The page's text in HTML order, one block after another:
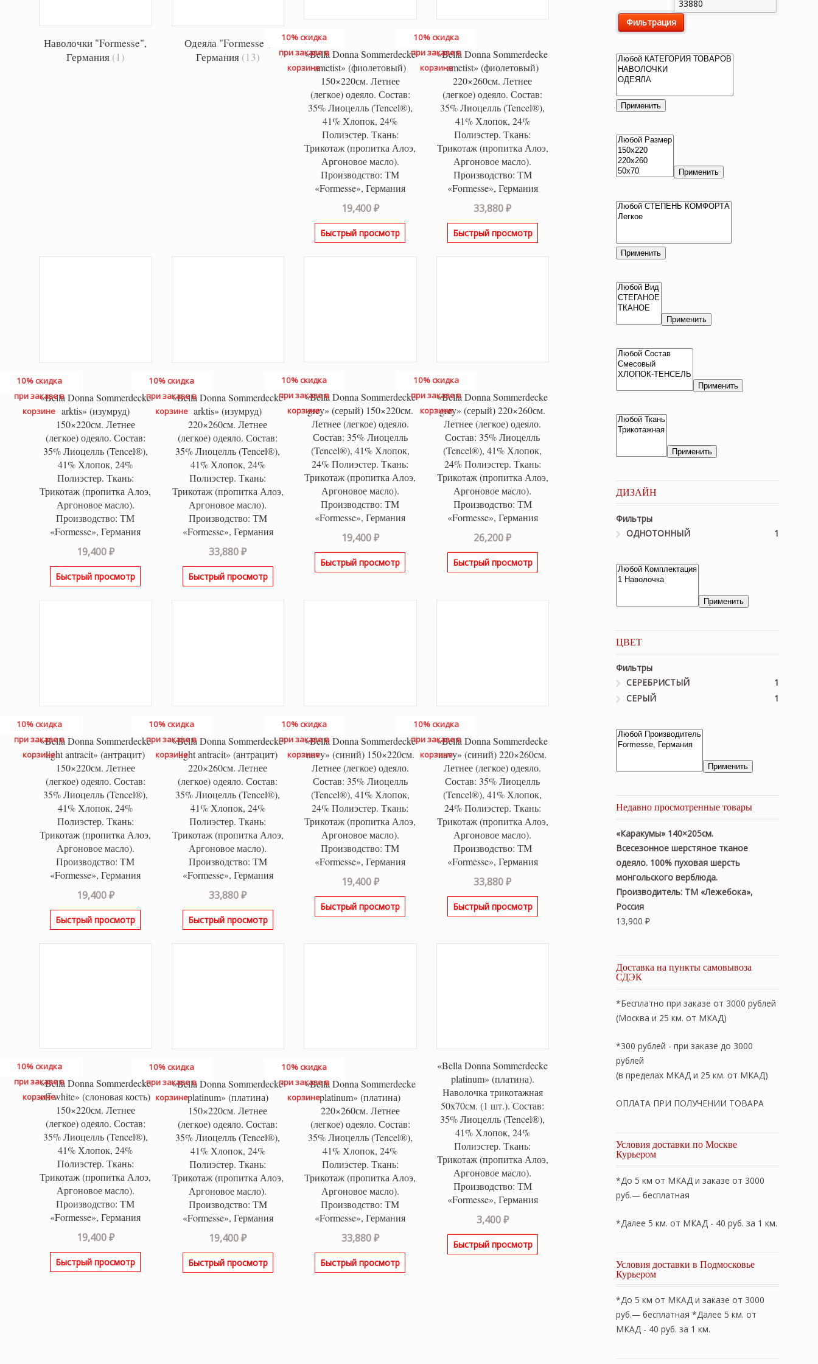
Наволочки "Formesse",
Германия (1)
Одеяла "Formesse",
Германия (13)
10% скидка
при заказе в
корзине
«Bella Donna Sommerdecke
ametist» (фиолетовый)
150×220см. Летнее
(легкое) одеяло. Состав:
35% Лиоцелль (Tencel®),
41% Хлопок, 24%
Полиэстер. Ткань:
Трикотаж (пропитка Алоэ,
Аргоновое масло).
Производство: ТМ
«Formesse», Германия
19,400₽
Быстрый просмотр
10% скидка
при заказе в
корзине
«Bella Donna Sommerdecke
ametist» (фиолетовый)
220×260см. Летнее
(легкое) одеяло. Состав:
35% Лиоцелль (Tencel®),
41% Хлопок, 24%
Полиэстер. Ткань:
Трикотаж (пропитка Алоэ,
Аргоновое масло).
Производство: ТМ
«Formesse», Германия
33,880₽
Быстрый просмотр
10% скидка
при заказе в
корзине
«Bella Donna Sommerdecke
arktis» (изумруд)
150×220см. Летнее
(легкое) одеяло. Состав:
35% Лиоцелль (Tencel®),
41% Хлопок, 24%
Полиэстер. Ткань:
Трикотаж (пропитка Алоэ,
Аргоновое масло).
Производство: ТМ
«Formesse», Германия
19,400₽
Быстрый просмотр
10% скидка
при заказе в
корзине
«Bella Donna Sommerdecke
arktis» (изумруд)
220×260см. Летнее
(легкое) одеяло. Состав:
35% Лиоцелль (Tencel®),
41% Хлопок, 24%
Полиэстер. Ткань:
Трикотаж (пропитка Алоэ,
Аргоновое масло).
Производство: ТМ
«Formesse», Германия
33,880₽
Быстрый просмотр
10% скидка
при заказе в
корзине
«Bella Donna Sommerdecke
grey» (серый) 150×220см.
Летнее (легкое) одеяло.
Состав: 35% Лиоцелль
(Tencel®), 41% Хлопок,
24% Полиэстер. Ткань:
Трикотаж (пропитка Алоэ,
Аргоновое масло).
Производство: ТМ
«Formesse», Германия
19,400₽
Быстрый просмотр
10% скидка
при заказе в
корзине
«Bella Donna Sommerdecke
grey» (серый) 220×260см.
Летнее (легкое) одеяло.
Состав: 35% Лиоцелль
(Tencel®), 41% Хлопок,
24% Полиэстер. Ткань:
Трикотаж (пропитка Алоэ,
Аргоновое масло).
Производство: ТМ
«Formesse», Германия
26,200₽
Быстрый просмотр
10% скидка
при заказе в
корзине
«Bella Donna Sommerdecke
light antracit» (антрацит)
150×220см. Летнее
(легкое) одеяло. Состав:
35% Лиоцелль (Tencel®),
41% Хлопок, 24%
Полиэстер. Ткань:
Трикотаж (пропитка Алоэ,
Аргоновое масло).
Производство: ТМ
«Formesse», Германия
19,400₽
Быстрый просмотр
10% скидка
при заказе в
корзине
«Bella Donna Sommerdecke
light antracit» (антрацит)
220×260см. Летнее
(легкое) одеяло. Состав:
35% Лиоцелль (Tencel®),
41% Хлопок, 24%
Полиэстер. Ткань:
Трикотаж (пропитка Алоэ,
Аргоновое масло).
Производство: ТМ
«Formesse», Германия
33,880₽
Быстрый просмотр
10% скидка
при заказе в
корзине
«Bella Donna Sommerdecke
navy» (синий) 150×220см.
Летнее (легкое) одеяло.
Состав: 35% Лиоцелль
(Tencel®), 41% Хлопок,
24% Полиэстер. Ткань:
Трикотаж (пропитка Алоэ,
Аргоновое масло).
Производство: ТМ
«Formesse», Германия
19,400₽
Быстрый просмотр
10% скидка
при заказе в
корзине
«Bella Donna Sommerdecke
navy» (синий) 220×260см.
Летнее (легкое) одеяло.
Состав: 35% Лиоцелль
(Tencel®), 41% Хлопок,
24% Полиэстер. Ткань:
Трикотаж (пропитка Алоэ,
Аргоновое масло).
Производство: ТМ
«Formesse», Германия
33,880₽
Быстрый просмотр
10% скидка
при заказе в
корзине
«Bella Donna Sommerdecke
off white» (слоновая кость)
150×220см. Летнее
(легкое) одеяло. Состав:
35% Лиоцелль (Tencel®),
41% Хлопок, 24%
Полиэстер. Ткань:
Трикотаж (пропитка Алоэ,
Аргоновое масло).
Производство: ТМ
«Formesse», Германия
19,400₽
Быстрый просмотр
10% скидка
при заказе в
корзине
«Bella Donna Sommerdecke
platinum» (платина)
150×220см. Летнее
(легкое) одеяло. Состав:
35% Лиоцелль (Tencel®),
41% Хлопок, 24%
Полиэстер. Ткань:
Трикотаж (пропитка Алоэ,
Аргоновое масло).
Производство: ТМ
«Formesse», Германия
19,400₽
Быстрый просмотр
10% скидка
при заказе в
корзине
«Bella Donna Sommerdecke
platinum» (платина)
220×260см. Летнее
(легкое) одеяло. Состав:
35% Лиоцелль (Tencel®),
41% Хлопок, 24%
Полиэстер. Ткань:
Трикотаж (пропитка Алоэ,
Аргоновое масло).
Производство: ТМ
«Formesse», Германия
33,880₽
Быстрый просмотр
«Bella Donna Sommerdecke
platinum» (платина).
Наволочка трикотажная
50х70см. (1 шт.). Состав:
35% Лиоцелль (Tencel®),
41% Хлопок, 24%
Полиэстер. Ткань:
Трикотаж (пропитка Алоэ,
Аргоновое масло).
Производство: ТМ
«Formesse», Германия
3,400₽
Быстрый просмотр
цена
Фильтрация
Применить
Применить
Применить
Применить
Применить
Применить
ДИЗАЙН
Фильтры
ОДНОТОННЫЙ
1
Применить
ЦВЕТ
Фильтры
СЕРЕБРИСТЫЙ
1
СЕРЫЙ
1
Применить
Недавно просмотренные товары
«Каракумы» 140×205см.
Всесезонное шерстяное тканое
одеяло. 100% пуховая шерсть
монгольского верблюда.
Производитель: ТМ «Лежебока»,
Россия
13,900 ₽
Доставка на пункты самовывоза
СДЭК
*Бесплатно при заказе от 3000 рублей
(Москва и 25 км. от МКАД)
*300 рублей - при заказе до 3000
рублей
(в пределах МКАД и 25 км. от МКАД)
ОПЛАТА ПРИ ПОЛУЧЕНИИ ТОВАРА
Условия доставки по Москве
Курьером
*До 5 км от МКАД и заказе от 3000
руб.— бесплатная
*Далее 5 км. от МКАД - 40 руб. за 1 км.
Условия доставки в Подмосковье
Курьером
*До 5 км от МКАД и заказе от 3000
руб.— бесплатная *Далее 5 км. от
МКАД - 40 руб. за 1 км.